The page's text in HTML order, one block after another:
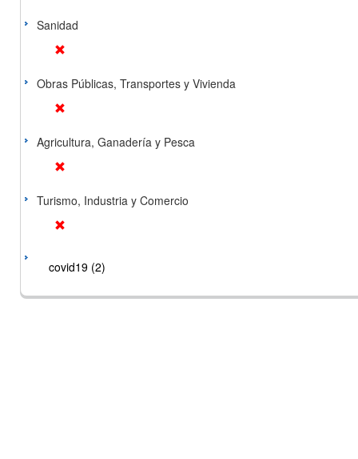
Sanidad
Obras Públicas, Transportes y Vivienda
Agricultura, Ganadería y Pesca
Turismo, Industria y Comercio
covid19 (2)